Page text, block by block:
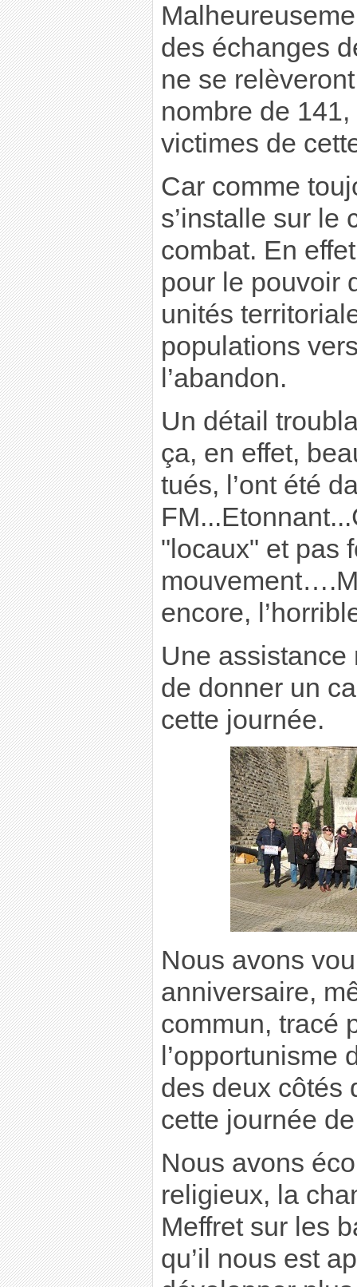
des échanges
ne se
nombre de
victimes de
Car comme
s’installe sur le
combat. En
pour le pouvoir
unités
populations
l’abandon.
Un détail
ça, en effet,
tués, l’ont été
"locaux" et pas
encore,
Une assistance
de donner un
cette journée.
Nous avons
anniversaire,
commun, tracé
l’opportunisme
des deux côtés
cette journée
Nous avons
religieux, la
Meffret sur les
qu’il nous est